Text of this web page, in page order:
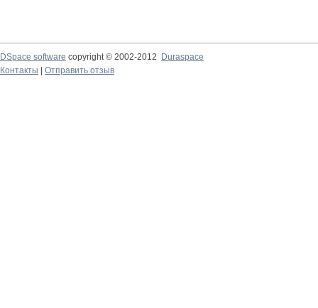
DSpace software copyright © 2002-2012
Duraspace
Контакты
Отправить отзыв